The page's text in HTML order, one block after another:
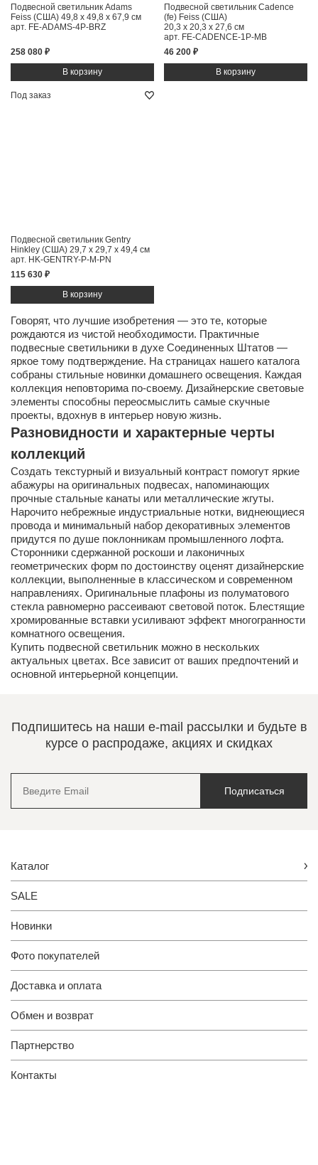
Подвесной светильник Adams
Feiss (США) 49,8 x 49,8 x 67,9 см
арт. FE-ADAMS-4P-BRZ
258 080 ₽
Подвесной светильник Cadence
(fe) Feiss (США)
20,3 x 20,3 x 27,6 см
арт. FE-CADENCE-1P-MB
46 200 ₽
Под заказ
Подвесной светильник Gentry
Hinkley (США) 29,7 x 29,7 x 49,4 см
арт. HK-GENTRY-P-M-PN
115 630 ₽
Говорят, что лучшие изобретения — это те, которые
рождаются из чистой необходимости. Практичные
подвесные светильники в духе Соединенных Штатов —
яркое тому подтверждение. На страницах нашего каталога
собраны стильные новинки домашнего освещения. Каждая
коллекция неповторима по-своему. Дизайнерские световые
элементы способны переосмыслить самые скучные
проекты, вдохнув в интерьер новую жизнь.
Разновидности и характерные черты
коллекций
Создать текстурный и визуальный контраст помогут яркие
абажуры на оригинальных подвесах, напоминающих
прочные стальные канаты или металлические жгуты.
Нарочито небрежные индустриальные нотки, виднеющиеся
провода и минимальный набор декоративных элементов
придутся по душе поклонникам промышленного лофта.
Сторонники сдержанной роскоши и лаконичных
геометрических форм по достоинству оценят дизайнерские
коллекции, выполненные в классическом и современном
направлениях. Оригинальные плафоны из полуматового
стекла равномерно рассеивают световой поток. Блестящие
хромированные вставки усиливают эффект многогранности
комнатного освещения.
Купить подвесной светильник можно в нескольких
актуальных цветах. Все зависит от ваших предпочтений и
основной интерьерной концепции.
Подпишитесь на наши e-mail рассылки и будьте в
курсе о распродаже, акциях и скидках
Подписаться
Каталог
SALE
Новинки
Фото покупателей
Доставка и оплата
Обмен и возврат
Партнерство
Контакты